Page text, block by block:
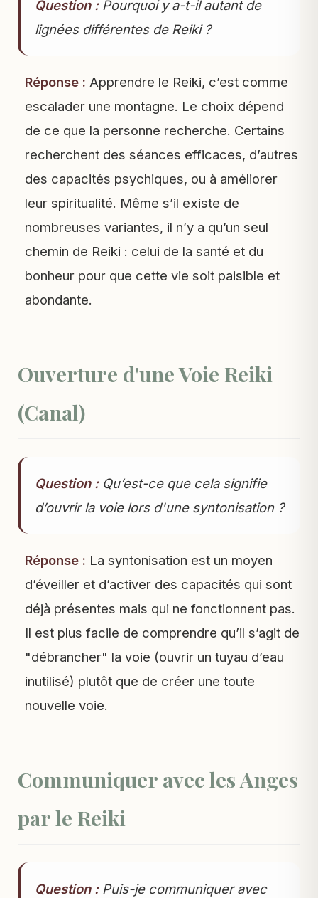
Question :Pourquoi y a-t-il autant de
lignées différentes de Reiki ?
Réponse : Apprendre le Reiki, c’est comme
escalader une montagne. Le choix dépend
de ce que la personne recherche. Certains
recherchent des séances efficaces, d’autres
des capacités psychiques, ou à améliorer
leur spiritualité. Même s’il existe de
nombreuses variantes, il n’y a qu’un seul
chemin de Reiki : celui de la santé et du
bonheur pour que cette vie soit paisible et
abondante.
Ouverture d'une Voie Reiki
(Canal)
Question :Qu’est-ce que cela signifie
d’ouvrir la voie lors d'une syntonisation ?
Réponse : La syntonisation est un moyen
d’éveiller et d’activer des capacités qui sont
déjà présentes mais qui ne fonctionnent pas.
Il est plus facile de comprendre qu’il s’agit de
"débrancher" la voie (ouvrir un tuyau d’eau
inutilisé) plutôt que de créer une toute
nouvelle voie.
Communiquer avec les Anges
par le Reiki
Question :Puis-je communiquer avec